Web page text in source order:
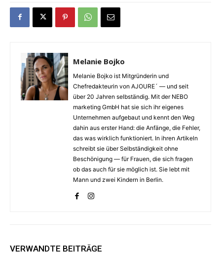
Melanie Bojko
Melanie Bojko ist Mitgründerin und
Chefredakteurin von AJOURE´ — und seit
über 20 Jahren selbständig. Mit der NEBO
marketing GmbH hat sie sich ihr eigenes
Unternehmen aufgebaut und kennt den Weg
dahin aus erster Hand: die Anfänge, die Fehler,
das was wirklich funktioniert. In ihren Artikeln
schreibt sie über Selbständigkeit ohne
Beschönigung — für Frauen, die sich fragen
ob das auch für sie möglich ist. Sie lebt mit
Mann und zwei Kindern in Berlin.
VERWANDTE BEITRÄGE